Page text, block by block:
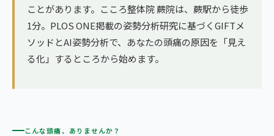
ことがあります。こころ整体院 蕨院は、蕨駅から徒歩
1分。PLOS ONE掲載の姿勢分析研究に基づくGIFTメ
ソッドとAI姿勢分析で、あなたの頭痛の原因を「見え
る化」するところから始めます。
こんな頭痛、ありませんか？